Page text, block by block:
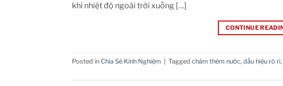
khi nhiệt độ ngoài trời xuống […]
CONTINUE
Posted in Chia Sẻ Kinh Nghiệm | Tagged châm thêm nước, dấu hiệu rò rỉ,